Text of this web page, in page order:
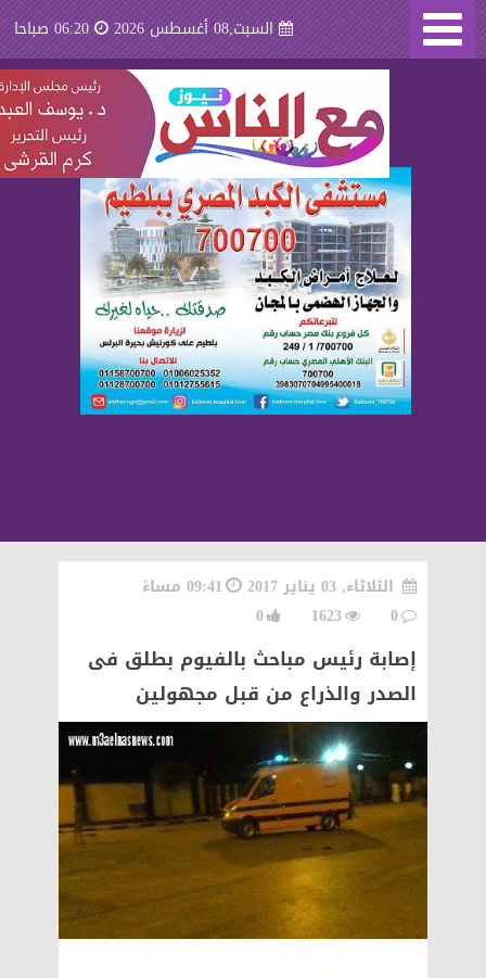
السبت,08 أغسطس 2026 06:20 صباحا
الثلاثاء, 03 يناير 2017
09:41 مساءً
0
1623
0
إصابة رئيس مباحث بالفيوم بطلق فى
الصدر والذراع من قبل مجهولين